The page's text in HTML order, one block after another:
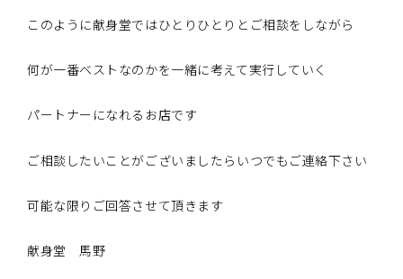
このように献身堂ではひとりひとりとご相談をしながら
何が一番ベストなのかを一緒に考えて実行していく
パートナーになれるお店です
ご相談したいことがございましたらいつでもご連絡下さい
可能な限りご回答させて頂きます
献身堂 馬野